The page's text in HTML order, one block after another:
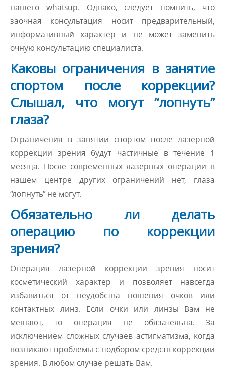
нашего whatsup. Однако, следует помнить, что
заочная консультация носит предварительный,
информативный характер и не может заменить
очную консультацию специалиста.
Каковы ограничения в занятие
спортом после коррекции?
Слышал, что могут “лопнуть”
глаза?
Ограничения в занятии спортом после лазерной
коррекции зрения будут частичные в течение 1
месяца. После современных лазерных операции в
нашем центре других ограничений нет, глаза
“лопнуть” не могут.
Обязательно ли делать
операцию по коррекции
зрения?
Операция лазерной коррекции зрения носит
косметический характер и позволяет навсегда
избавиться от неудобства ношения очков или
контактных линз. Если очки или линзы Вам не
мешают, то операция не обязательна. За
исключением сложных случаев астигматизма, когда
возникают проблемы с подбором средств коррекции
зрения. В любом случае решать Вам.